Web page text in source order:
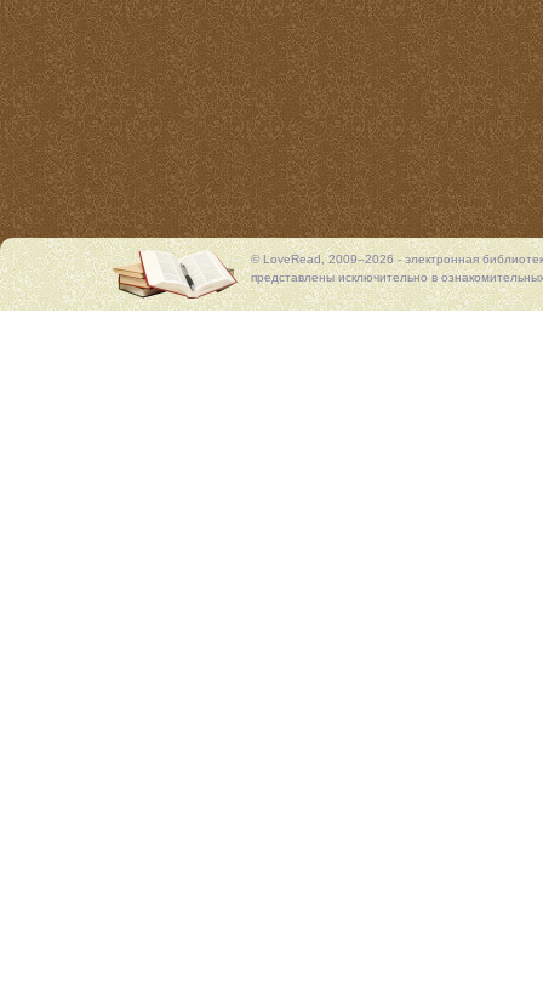
© LoveRead, 2009–2026 - электронная
представлены исключительно в